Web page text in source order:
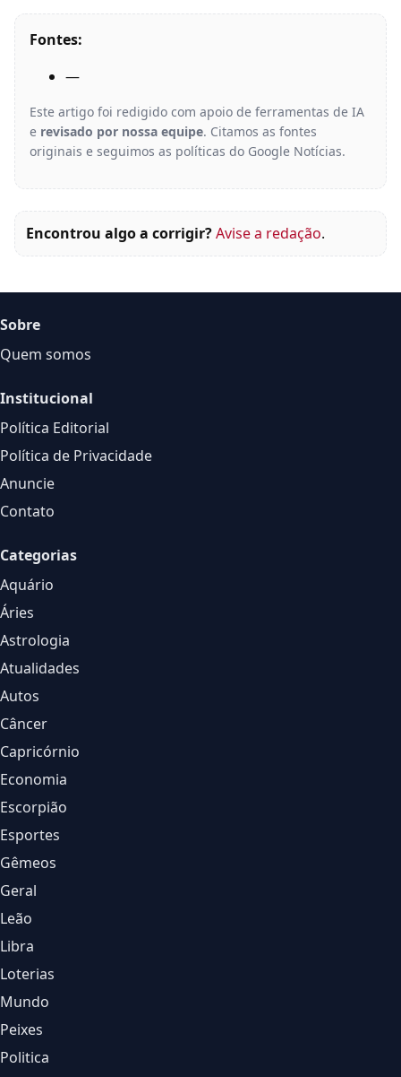
Fontes:
—
Este artigo foi redigido com apoio de ferramentas de IA
e revisado por nossa equipe. Citamos as fontes
originais e seguimos as políticas do Google Notícias.
Encontrou algo a corrigir?Avise a redação.
Sobre
Quem somos
Institucional
Política Editorial
Política de Privacidade
Anuncie
Contato
Categorias
Aquário
Áries
Astrologia
Atualidades
Autos
Câncer
Capricórnio
Economia
Escorpião
Esportes
Gêmeos
Geral
Leão
Libra
Loterias
Mundo
Peixes
Politica